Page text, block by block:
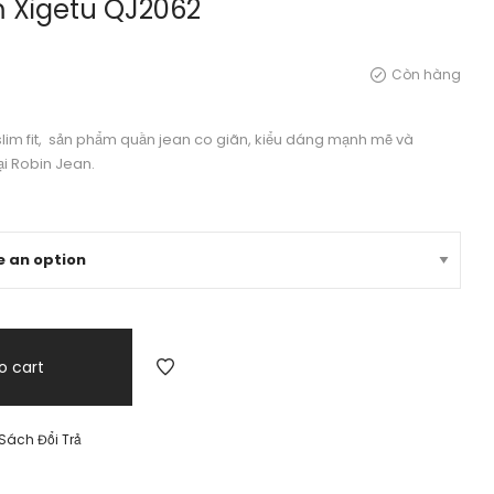
QJ2062
Còn hàng
fit, sản phẩm quần jean co giãn, kiểu dáng mạnh mẽ và
Robin Jean.
cart
Đổi Trả